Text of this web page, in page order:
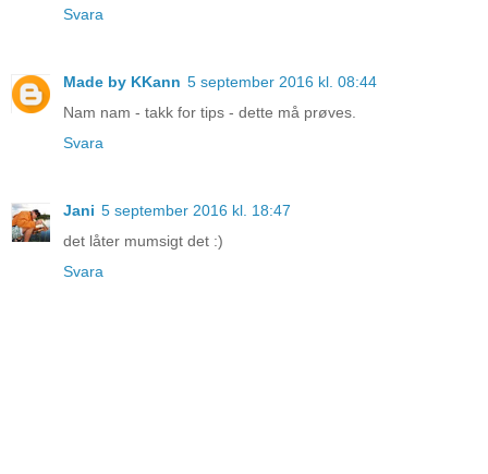
Svara
Made by KKann 5 september 2016 kl. 08:44
Nam nam - takk for tips - dette må prøves.
Svara
Jani 5 september 2016 kl. 18:47
det låter mumsigt det :)
Svara